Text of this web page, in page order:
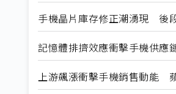
手機晶片庫存修正潮湧現 後
記憶體排擠效應衝擊手機供
上游飆漲衝擊手機銷售動能